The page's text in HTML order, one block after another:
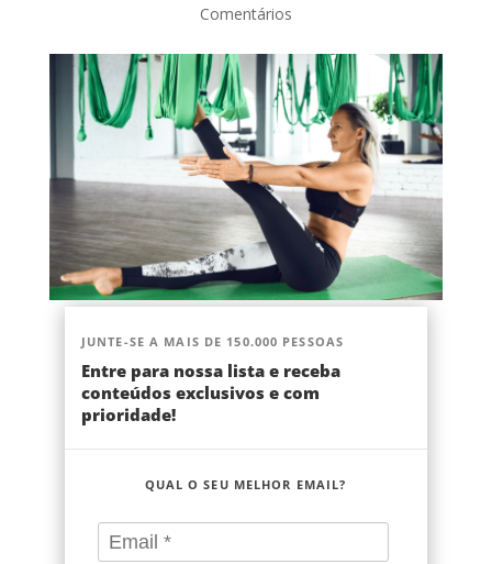
Comentários
JUNTE-SE A MAIS DE 150.000 PESSOAS
Entre para nossa lista e receba
conteúdos exclusivos e com
prioridade!
QUAL O SEU MELHOR EMAIL?